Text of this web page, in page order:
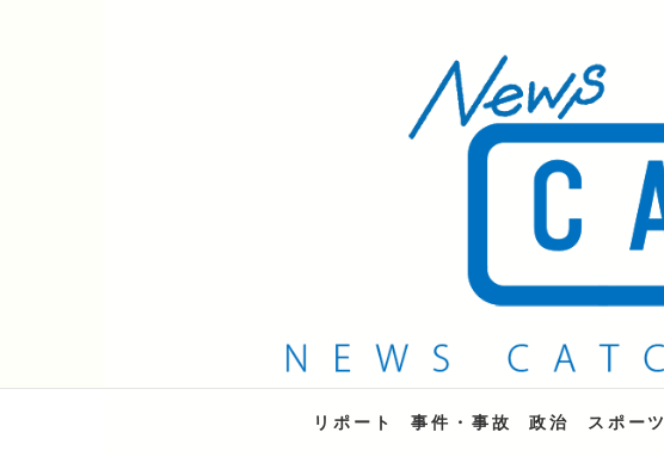
QAB NEWS Headline
キャッチー 月曜〜金曜 午後6時15分放送
リポート 事件・事故 政治 スポーツ